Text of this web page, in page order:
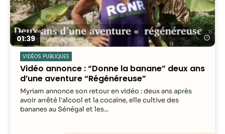
01:39
VIDÉOS PUBLIQUES
Vidéo annonce : “Donne la banane” deux ans
d’une aventure “Régénéreuse”
Myriam annonce son retour en vidéo : deux ans après
avoir arrêté l'alcool et la cocaïne, elle cultive des
bananes au Sénégal et les...